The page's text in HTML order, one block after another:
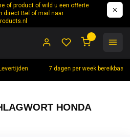
of product of wild u een offerte
direct Bel of mail naar
7 dagen per week bereikbaar
HONDA